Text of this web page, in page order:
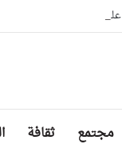
“لائحة البيع”..شهادات
مجتمع ثقافة